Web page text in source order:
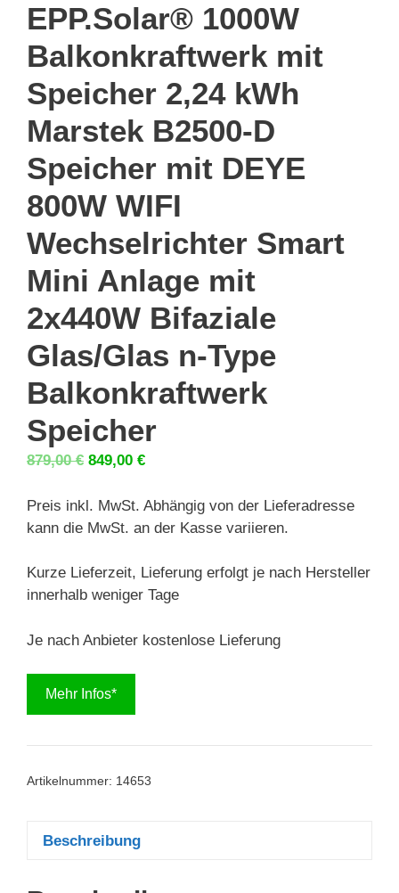
EPP.Solar® 1000W
Balkonkraftwerk mit
Speicher 2,24 kWh
Marstek B2500-D
Speicher mit DEYE
800W WIFI
Wechselrichter Smart
Mini Anlage mit
2x440W Bifaziale
Glas/Glas n-Type
Balkonkraftwerk
Speicher
879,00€ Ursprünglicher
war:
879,00 €
849,00 €Aktueller
ist:
849,00 €.
Preis inkl. MwSt. Abhängig von der Lieferadresse
kann die MwSt. an der Kasse variieren.
Kurze Lieferzeit, Lieferung erfolgt je nach Hersteller
innerhalb weniger Tage
Je nach Anbieter kostenlose Lieferung
Mehr Infos*
Artikelnummer: 14653
Beschreibung